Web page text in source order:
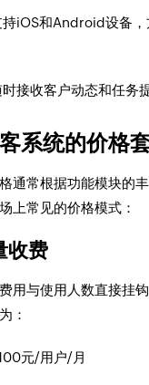
iOS和Android设备，
接收客户动态和任务提
系统的价格
通常根据功能模块的
上常见的价格模式：
收费
用与使用人数直接挂
：
元/用户/月